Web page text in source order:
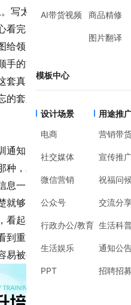
AI带货视频 商品精修
图片翻译
模板中心
设计场景
电商
社交媒体
微信营销
公众号
行政办公/教育
生活娱乐
PPT
用途推
营销带
宣传推
祝福问
交流分
生活科
通知公
招聘招
写太简单吧，怕大家看不
完。更别提还要考虑发在
领导过目。也正因为踩过
手的方法。这篇《
真省事》，说的全是实际
的套路。
知，尤其是公司内部培
，真的没时间折腾花样。
息一眼能扫完。培训主题、
就够了。小编一般会把标题
看起来干净，不刺眼。发在
重点。还有一种情况是领
易被挑毛病，看着就稳妥。